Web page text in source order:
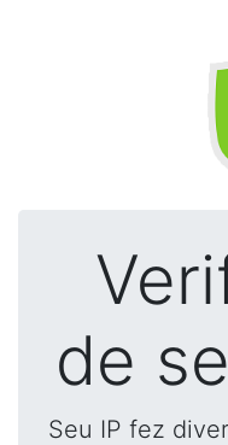
de
Seu IP fez